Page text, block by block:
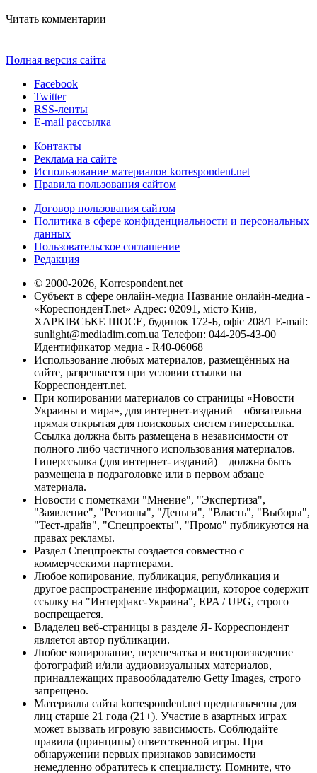
Читать комментарии
Полная версия сайта
Facebook
Twitter
RSS-ленты
E-mail рассылка
Контакты
Реклама на сайте
Использование материалов korrespondent.net
Правила пользования сайтом
Договор пользования сайтом
Политика в сфере конфиденциальности и персональных
данных
Пользовательское соглашение
Редакция
© 2000-2026, Korrespondent.net
Субъект в сфере онлайн-медиа Название онлайн-медиа -
«КореспонденТ.net» Адрес: 02091, місто Київ,
ХАРКІВСЬКЕ ШОСЕ, будинок 172-Б, офіс 208/1 E-mail:
sunlight@mediadim.com.ua Телефон: 044-205-43-00
Идентификатор медиа - R40-06068
Использование любых материалов, размещённых на
сайте, разрешается при условии ссылки на
Корреспондент.net.
При копировании материалов со страницы «Новости
Украины и мира», для интернет-изданий – обязательна
прямая открытая для поисковых систем гиперссылка.
Ссылка должна быть размещена в независимости от
полного либо частичного использования материалов.
Гиперссылка (для интернет- изданий) – должна быть
размещена в подзаголовке или в первом абзаце
материала.
Новости с пометками "Мнение", "Экспертиза",
"Заявление", "Регионы", "Деньги", "Власть", "Выборы",
"Тест-драйв", "Спецпроекты", "Промо" публикуются на
правах рекламы.
Раздел Спецпроекты создается совместно с
коммерческими партнерами.
Любое копирование, публикация, републикация и
другое распространение информации, которое содержит
ссылку на "Интерфакс-Украина", EPA / UPG, строго
воспрещается.
Владелец веб-страницы в разделе Я- Корреспондент
является автор публикации.
Любое копирование, перепечатка и воспроизведение
фотографий и/или аудиовизуальных материалов,
принадлежащих правообладателю Getty Images, строго
запрещено.
Материалы сайта korrespondent.net предназначены для
лиц старше 21 года (21+). Участие в азартных играх
может вызвать игровую зависимость. Соблюдайте
правила (принципы) ответственной игры. При
обнаружении первых признаков зависимости
немедленно обратитесь к специалисту. Помните, что